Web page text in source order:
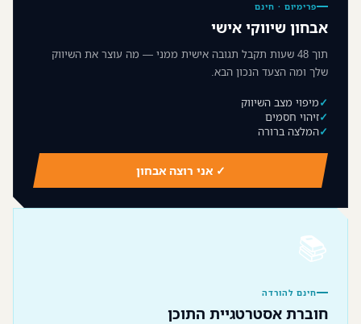
פרימיום · חינם
אבחון שיווקי אישי
תוך 48 שעות תקבל תגובה אישית ממני — מה עוצר את השיווק
שלך ומה הצעד הנכון הבא.
מיפוי מצב השיווק
זיהוי חסמים
המלצה ברורה
✓ אני רוצה אבחון
📚
חינם להורדה
חוברת אסטרטגיית התוכן